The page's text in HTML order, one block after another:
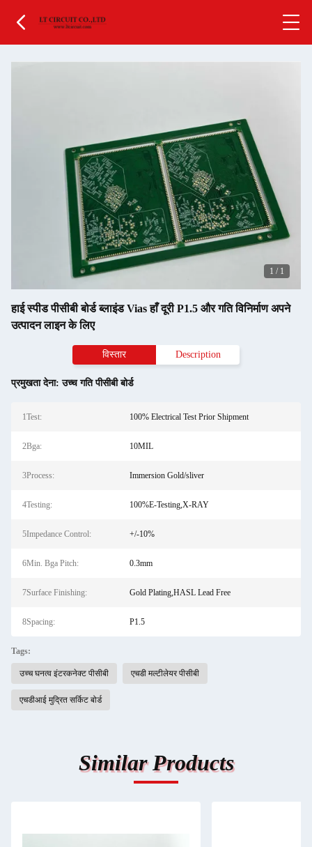
1 / 1
हाई स्पीड पीसीबी बोर्ड ब्लाइंड Vias हाँ दूरी P1.5 और गति विनिर्माण अपने
उत्पादन लाइन के लिए
विस्तार Description
प्रमुखता देना:उच्च गति पीसीबी बोर्ड
1Test: 100% Electrical Test Prior Shipment
2Bga: 10MIL
3Process: Immersion Gold/sliver
4Testing: 100%E-Testing,X-RAY
5Impedance Control: +/-10%
6Min. Bga Pitch: 0.3mm
7Surface Finishing: Gold Plating,HASL Lead Free
8Spacing: P1.5
Tags:
उच्च घनत्व इंटरकनेक्ट पीसीबी एचडी मल्टीलेयर पीसीबी
एचडीआई मुद्रित सर्किट बोर्ड
Similar Products